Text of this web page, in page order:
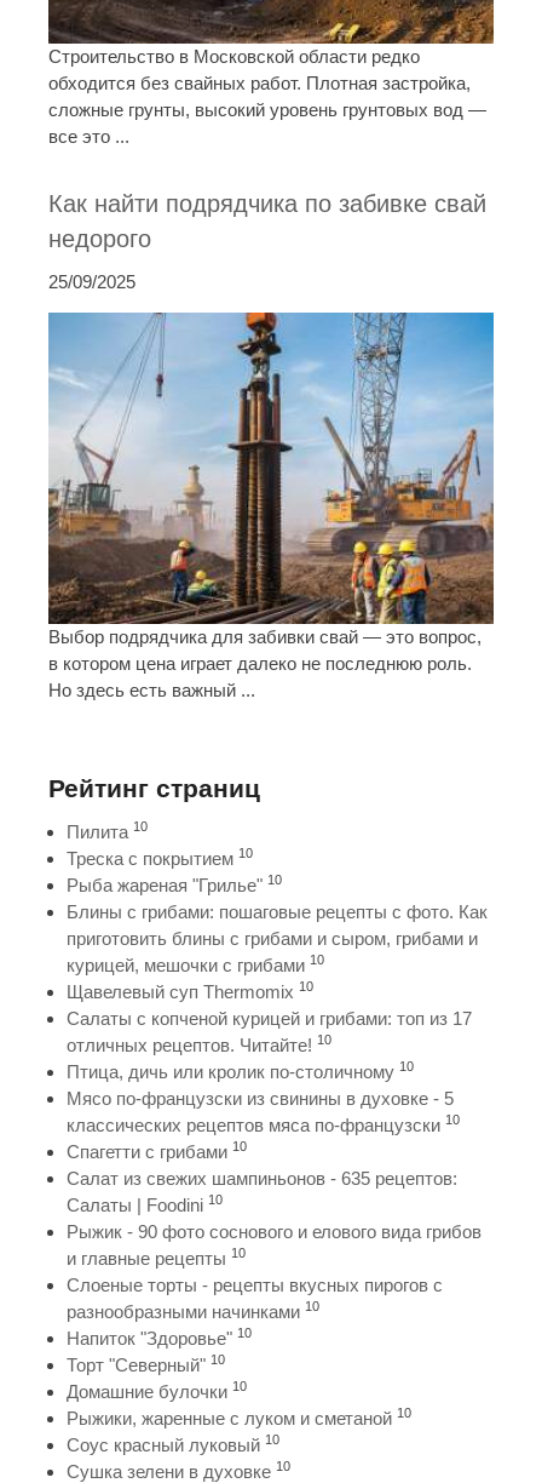
Строительство в Московской области редко
обходится без свайных работ. Плотная застройка,
сложные грунты, высокий уровень грунтовых вод —
все это ...
Как найти подрядчика по забивке свай
недорого
25/09/2025
Выбор подрядчика для забивки свай — это вопрос,
в котором цена играет далеко не последнюю роль.
Но здесь есть важный ...
Рейтинг страниц
Пилита 10
Треска с покрытием 10
Рыба жареная "Грилье" 10
Блины с грибами: пошаговые рецепты с фото. Как
приготовить блины с грибами и сыром, грибами и
курицей, мешочки с грибами 10
Щавелевый суп Thermomix 10
Салаты с копченой курицей и грибами: топ из 17
отличных рецептов. Читайте! 10
Птица, дичь или кролик по-столичному 10
Мясо по-французски из свинины в духовке - 5
классических рецептов мяса по-французски 10
Спагетти с грибами 10
Салат из свежих шампиньонов - 635 рецептов:
Салаты | Foodini 10
Рыжик - 90 фото соснового и елового вида грибов
и главные рецепты 10
Слоеные торты - рецепты вкусных пирогов с
разнообразными начинками 10
Напиток "Здоровье" 10
Торт "Северный" 10
Домашние булочки 10
Рыжики, жаренные с луком и сметаной 10
Соус красный луковый 10
Сушка зелени в духовке 10